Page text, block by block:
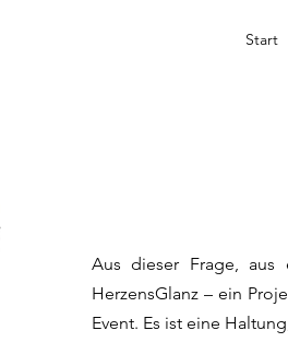
Start
Aus dieser Frage, aus
HerzensGlanz – ein
Event. Es ist eine